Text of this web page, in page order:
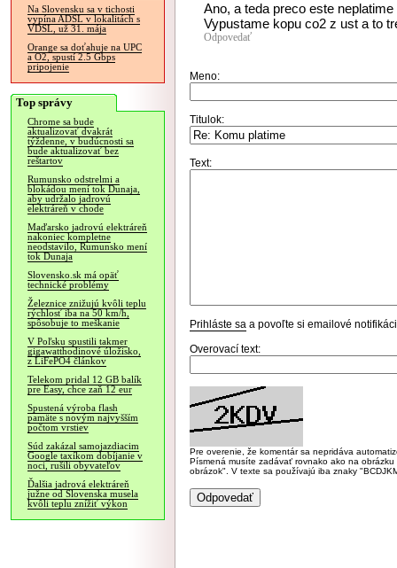
Na Slovensku sa v tichosti
vypína ADSL v lokalitách s
VDSL, už 31. mája
Orange sa doťahuje na UPC
a O2, spustí 2.5 Gbps
pripojenie
Top správy
Chrome sa bude
aktualizovať dvakrát
týždenne, v budúcnosti sa
bude aktualizovať bez
reštartov
Rumunsko odstrelmi a
blokádou mení tok Dunaja,
aby udržalo jadrovú
elektráreň v chode
Maďarsko jadrovú elektráreň
nakoniec kompletne
neodstavilo, Rumunsko mení
tok Dunaja
Slovensko.sk má opäť
technické problémy
Železnice znižujú kvôli teplu
rýchlosť iba na 50 km/h,
spôsobuje to meškanie
V Poľsku spustili takmer
gigawatthodinové úložisko,
z LiFePO4 článkov
Telekom pridal 12 GB balík
pre Easy, chce zaň 12 eur
Spustená výroba flash
pamäte s novým najvyšším
počtom vrstiev
Súd zakázal samojazdiacim
Google taxíkom dobíjanie v
noci, rušili obyvateľov
Ďalšia jadrová elektráreň
južne od Slovenska musela
kvôli teplu znížiť výkon
Ano, a teda preco este
Vypustame kopu co2 z ust a to
Odpovedať
Meno:
Titulok:
Text:
Prihláste sa a povoľte si emailové
Overovací text:
Pre overenie, že komentár sa nepridáva
Písmená musíte zadávať rovnako ako na
obrázok". V texte sa používajú iba znaky